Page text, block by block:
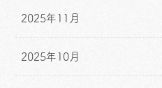
2025年11月
2025年10月